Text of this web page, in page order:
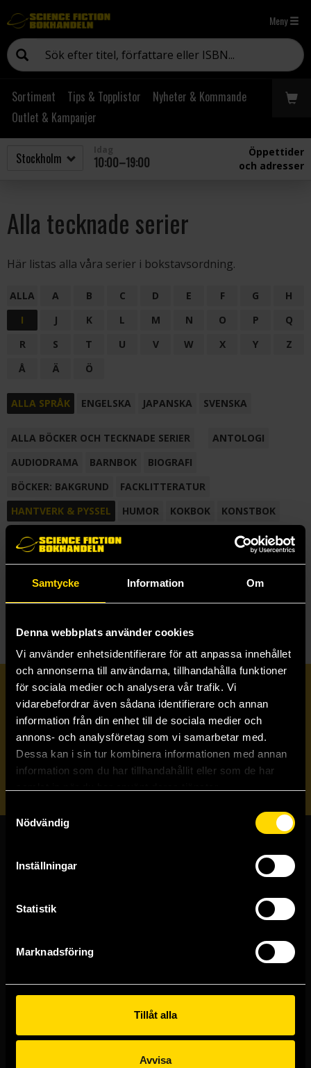
Samtycke Information Om
Denna webbplats använder cookies
Vi använder enhetsidentifierare för att anpassa innehållet
och annonserna till användarna, tillhandahålla funktioner
för sociala medier och analysera vår trafik. Vi
vidarebefordrar även sådana identifierare och annan
information från din enhet till de sociala medier och
annons- och analysföretag som vi samarbetar med.
Dessa kan i sin tur kombinera informationen med annan
information som du har tillhandahållit eller som de har
Nödvändig
Inställningar
Statistik
Marknadsföring
Tillåt alla
Avvisa
Meny
Sortiment Tips & Topplistor
Nyheter & Kommande
Outlet & Kampanjer
10:00–19:00
Öppettider
och adresser
Alla tecknade serier
Här listas alla våra serier i bokstavsordning.
ALLA A B C D E F G
H
I
J K L M N O P
Q
R
S T U V W X Y
Z
Å
Ä Ö
ALLA SPRÅK ENGELSKA JAPANSKA SVENSKA
ALLA BÖCKER OCH TECKNADE SERIER
ANTOLOGI
AUDIODRAMA
BARNBOK
BIOGRAFI
BÖCKER: BAKGRUND
FACKLITTERATUR
HANTVERK & PYSSEL
HUMOR KOKBOK
KONSTBOK
KORTROMAN
LÄROBOK
NOVELL
SAMLINGSVOLYM
TECKNA & MÅLA TECKNAD SERIE
Prenumerera på vårt nyhetsbrev
Veckobrevet
Skicka
Butiker & kundtjänst
Västerlånggatan 48
Göteborgsbutiken
Kungsgatan 19
Malmöbutiken